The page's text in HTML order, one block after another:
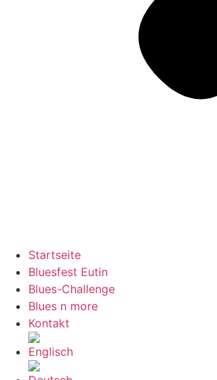
Startseite
Bluesfest Eutin
Blues-Challenge
Blues n more
Kontakt